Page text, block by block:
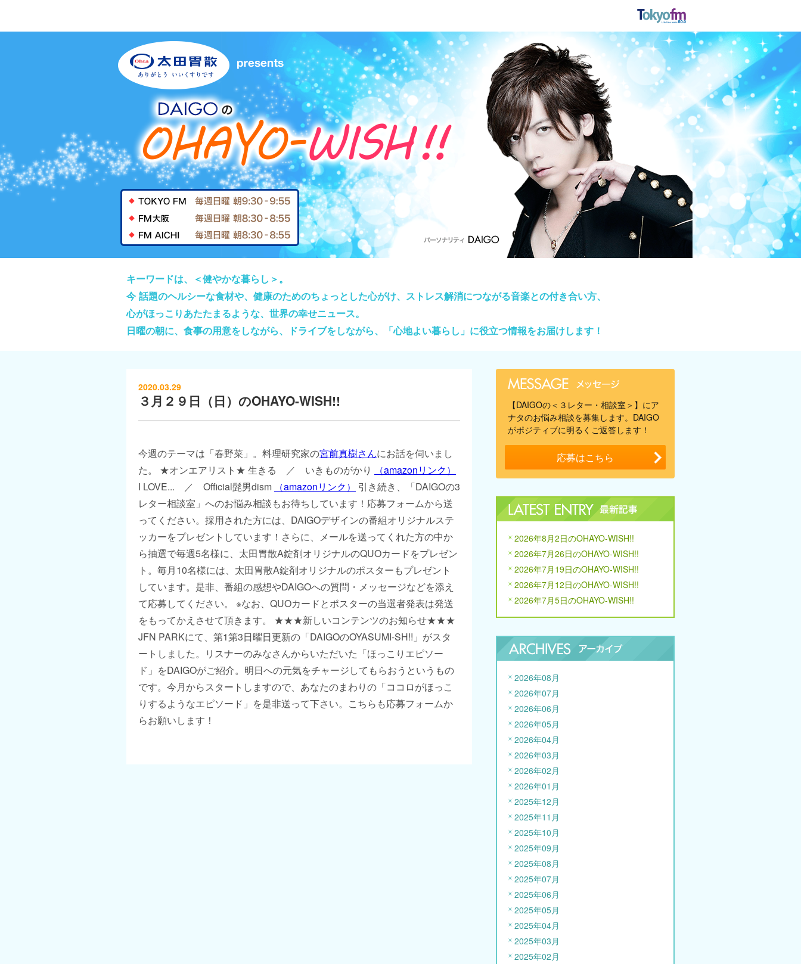
キーワードは、＜健やかな暮らし＞。
今 話題のヘルシーな食材や、健康のためのちょっとした心がけ、ストレス解消につながる音楽との付き合い方、
心がほっこりあたたまるような、世界の幸せニュース。
日曜の朝に、食事の用意をしながら、ドライブをしながら、「心地よい暮らし」に役立つ情報をお届けします！
2020.03.29
３月２９日（日）のOHAYO-WISH!!
今週のテーマは「春野菜」。料理研究家の宮前真樹さんにお話を伺いまし
た。 ★オンエアリスト★ 生きる ／ いきものがかり
（amazonリンク）
I LOVE... ／ Official髭男dism
（amazonリンク）
引き続き、「DAIGOの3
レター相談室」へのお悩み相談もお待ちしています！応募フォームから送
ってください。採用された方には、DAIGOデザインの番組オリジナルステ
ッカーをプレゼントしています！さらに、メールを送ってくれた方の中か
ら抽選で毎週5名様に、太田胃散A錠剤オリジナルのQUOカードをプレゼン
ト。毎月10名様には、太田胃散A錠剤オリジナルのポスターもプレゼント
しています。是非、番組の感想やDAIGOへの質問・メッセージなどを添え
て応募してください。 ※なお、QUOカードとポスターの当選者発表は発送
をもってかえさせて頂きます。 ★★★新しいコンテンツのお知らせ★★★
JFN PARKにて、第1第3日曜日更新の「DAIGOのOYASUMI-SH!!」がスタ
ートしました。リスナーのみなさんからいただいた「ほっこりエピソー
ド」をDAIGOがご紹介。明日への元気をチャージしてもらおうというもの
です。今月からスタートしますので、あなたのまわりの「ココロがほっこ
りするようなエピソード」を是非送って下さい。こちらも応募フォームか
らお願いします！
【DAIGOの＜３レター・相談室＞】にア
ナタのお悩み相談を募集します。DAIGO
がポジティブに明るくご返答します！
応募はこちら
2026年8月2日のOHAYO-WISH!!
2026年7月26日のOHAYO-WISH!!
2026年7月19日のOHAYO-WISH!!
2026年7月12日のOHAYO-WISH!!
2026年7月5日のOHAYO-WISH!!
2026年08月
2026年07月
2026年06月
2026年05月
2026年04月
2026年03月
2026年02月
2026年01月
2025年12月
2025年11月
2025年10月
2025年09月
2025年08月
2025年07月
2025年06月
2025年05月
2025年04月
2025年03月
2025年02月